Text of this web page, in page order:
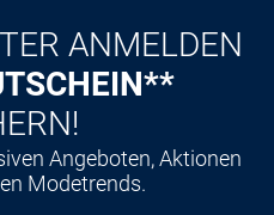
ANMELDEN
Angeboten, Aktionen
Modetrends.